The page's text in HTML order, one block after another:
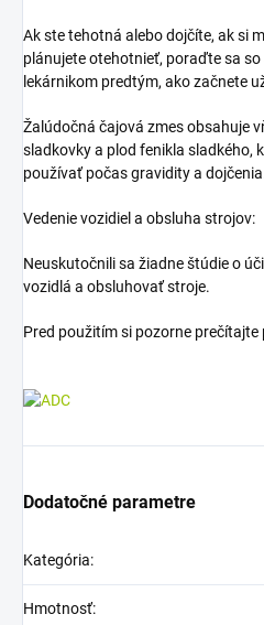
Ak ste tehotná alebo dojčíte, ak si
plánujete otehotnieť, poraďte sa
lekárnikom predtým, ako začnete
Žalúdočná čajová zmes obsahuje
sladkovky a plod fenikla sladkého,
používať počas gravidity a
Vedenie vozidiel a obsluha strojov:
Neuskutočnili sa žiadne štúdie o
vozidlá a obsluhovať stroje.
Pred použitím si pozorne
Dodatočné parametre
Kategória:
Hmotnosť: